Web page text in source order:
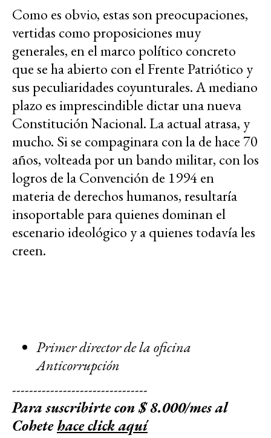
Como es obvio, estas son preocupaciones,
vertidas como proposiciones muy
generales, en el marco político concreto
que se ha abierto con el Frente Patriótico y
sus peculiaridades coyunturales. A mediano
plazo es imprescindible dictar una nueva
Constitución Nacional. La actual atrasa, y
mucho. Si se compaginara con la de hace 70
años, volteada por un bando militar, con los
logros de la Convención de 1994 en
materia de derechos humanos, resultaría
insoportable para quienes dominan el
escenario ideológico y a quienes todavía les
creen.
Primer director de la oficina
Anticorrupción
--------------------------------
Para suscribirte con $ 8.000/mes al
Cohetehace click aquí